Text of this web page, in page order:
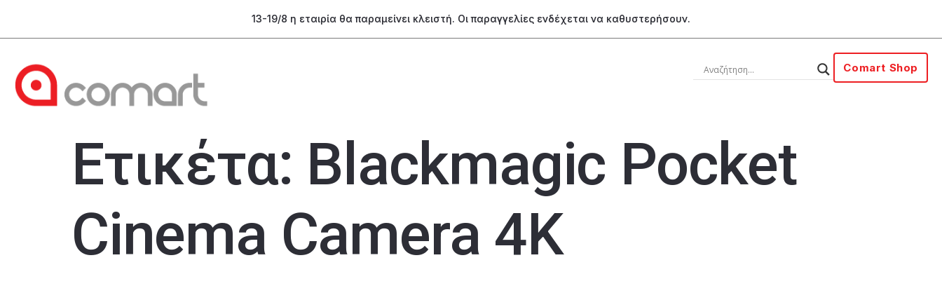
13-19/8 η εταιρία θα παραμείνει κλειστή. Οι παραγγελίες ενδέχεται να καθυστερήσουν.
Comart Shop
Ετικέτα: Blackmagic Pocket
Cinema Camera 4K